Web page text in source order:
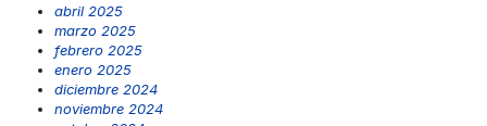
abril 2025
marzo 2025
febrero 2025
enero 2025
diciembre 2024
noviembre 2024